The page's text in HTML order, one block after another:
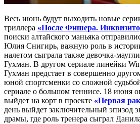
Весь июнь будут выходить новые
триллера «После Фишера.
поиски алтайского маньяка
Юлия Снигирь, важную роль в
налетом сыграла также девочка-
Гухман. В другом сериале линейки
Гухман предстает в совершенно
юной спортсменки со сложной
сериале о большом теннисе. 18 июня
выйдет на корт в проекте «Первая
день выйдет заключительный эпизод
драмы, где роль тренера сыграл